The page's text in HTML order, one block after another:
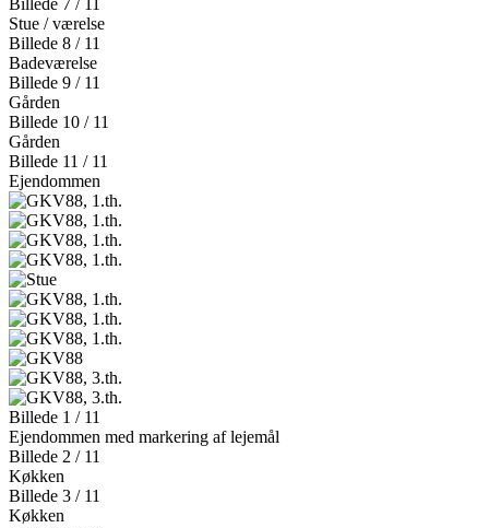
Billede 7 / 11
Stue / værelse
Billede 8 / 11
Badeværelse
Billede 9 / 11
Gården
Billede 10 / 11
Gården
Billede 11 / 11
Ejendommen
Billede 1 / 11
Ejendommen med markering af lejemål
Billede 2 / 11
Køkken
Billede 3 / 11
Køkken